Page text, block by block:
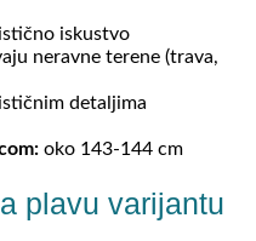
iskustvo
neravne terene (trava,
detaljima
oko 143-144 cm
plavu varijantu